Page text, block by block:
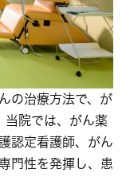
の治療方法で、が
当院では、がん薬
認定看護師、がん
門性を発揮し、患